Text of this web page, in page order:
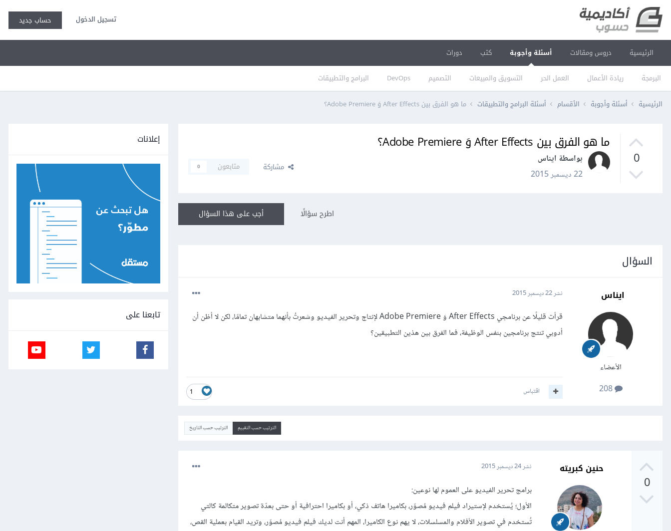
تسجيل الدخول حساب جديد
الرئيسية دروس ومقالات أسئلة وأجوبة
البرمجة ريادة الأعمال العمل الحر التسويق والمبيعات التصميم DevOps البرامج والتطبيقات
كتب دورات
الرئيسية أسئلة وأجوبة الأقسام أسئلة البرامج والتطبيقات ما هو الفرق بين After Effects وَ Adobe Premiere؟
0
ما هو الفرق بين After Effects وَ Adobe Premiere؟
بواسطة ايناس
22 ديسمبر 2015
مشاركة متابعون 0
أجب على هذا السؤال اطرح سؤالًا
السؤال
ايناس
الأعضاء
208
نشر22 ديسمبر 2015
قرأت قليلًا عن برنامجي After Effects وَ Adobe Premiere لإنتاج وتحرير الفيديو وشعرتُ بأنهما متشابهان تمامًا، لكن لا أظن أن
أدوبي تنتج برنامجين بنفس الوظيفة، فما الفرق بين هذين التطبيقين؟
1 اقتباس
الترتيب حسب التقييم الترتيب حسب التاريخ
0
حنين كبريته نشر24 ديسمبر 2015
برامج تحرير الفيديو على العموم لها نوعين:
الأول؛ يُستخدم لإستيراد فيلم فيديو مُصوّر، بكاميرا هاتف ذكي، أو بكاميرا احترافية أو حتى بعدّة تصوير متكالمة كالتي
تُستخدم في تصوير الأفلام والمسلسلات، لا يهم نوع الكاميرا، المهم أنت لديك فيلم فيديو مُصوّر، وتريد القيام بعملية القص،
إعلانات
تابعنا على